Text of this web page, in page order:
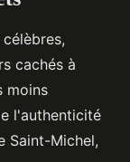
cachés à
moins
l'authenticité
Saint-Michel,